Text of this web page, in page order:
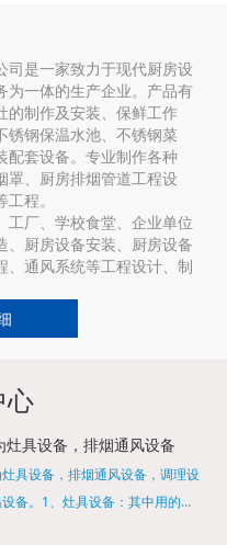
是一家致力于现代厨房设
为一体的生产企业。产品有
的制作及安装、保鲜工作
锈钢保温水池、不锈钢菜
配套设备。专业制作各种
罩、厨房排烟管道工程设
程。
厂、学校食堂、企业单位
、厨房设备安装、厨房设备
、通风系统等工程设计、制
心
具设备，排烟通风设备
具设备，排烟通风设备，调理设
备。1、灶具设备：其中用的较